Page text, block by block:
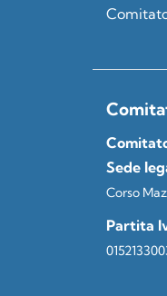
Sede
Corso
Partita